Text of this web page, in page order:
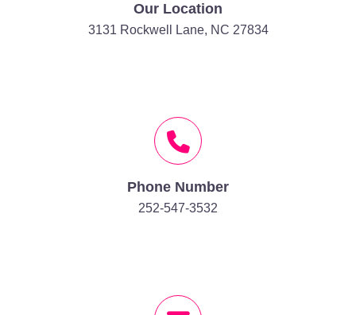
Our Location
3131 Rockwell Lane, NC 27834
Phone Number
252-547-3532